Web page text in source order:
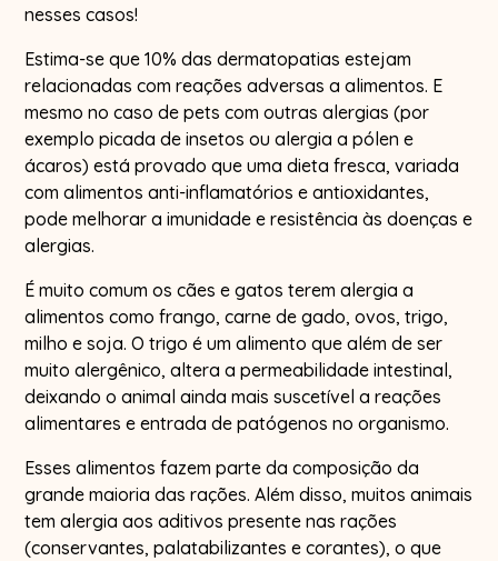
nesses casos!
Estima-se que 10% das dermatopatias estejam
relacionadas com reações adversas a alimentos. E
mesmo no caso de pets com outras alergias (por
exemplo picada de insetos ou alergia a pólen e
ácaros) está provado que uma dieta fresca, variada
com alimentos anti-inflamatórios e antioxidantes,
pode melhorar a imunidade e resistência às doenças e
alergias.
É muito comum os cães e gatos terem alergia a
alimentos como frango, carne de gado, ovos, trigo,
milho e soja. O trigo é um alimento que além de ser
muito alergênico, altera a permeabilidade intestinal,
deixando o animal ainda mais suscetível a reações
alimentares e entrada de patógenos no organismo.
Esses alimentos fazem parte da composição da
grande maioria das rações. Além disso, muitos animais
tem alergia aos aditivos presente nas rações
(conservantes, palatabilizantes e corantes), o que